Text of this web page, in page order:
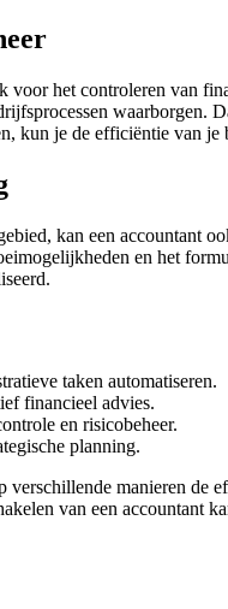
het controleren van
waarborgen.
kun je de efficiëntie van je
kan een accountant
en het
taken automatiseren.
financieel advies.
en risicobeheer.
planning.
verschillende manieren de
van een accountant